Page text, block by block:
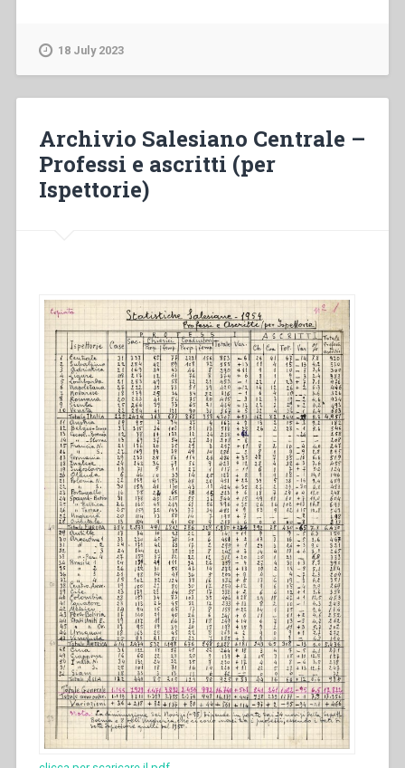
Casa
Arcivescovile”
per
i
1975)”
18 July 2023
Archivio Salesiano Centrale –
Professi e ascritti (per
Ispettorie)